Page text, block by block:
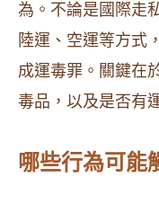
為。不論是國際走
陸運、空運等方式
成運毒罪。關鍵在
毒品，以及是否有
哪些行為可能